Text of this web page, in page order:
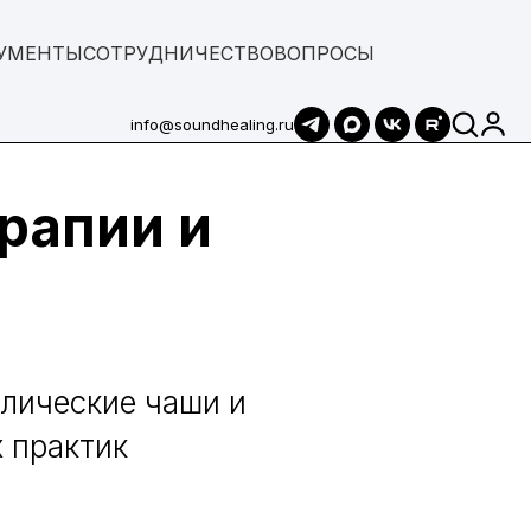
СОТРУДНИЧЕСТВОВОПРОСЫ
info@soundhealing.ru
и
чаши и